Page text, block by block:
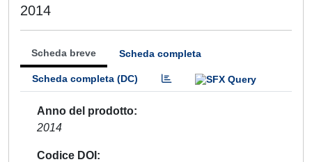
2014
Scheda breve Scheda completa
Scheda completa (DC)
Anno del prodotto
2014
Codice DOI